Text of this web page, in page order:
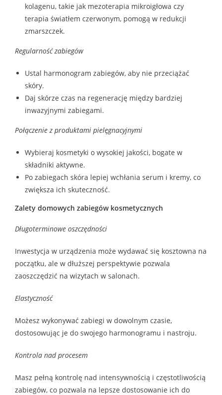
kolagenu, takie jak mezoterapia mikroigłowa czy
terapia światłem czerwonym, pomogą w redukcji
zmarszczek.
Regularność zabiegów
Ustal harmonogram zabiegów, aby nie przeciążać
skóry.
Daj skórze czas na regenerację między bardziej
inwazyjnymi zabiegami.
Połączenie z produktami pielęgnacyjnymi
Wybieraj kosmetyki o wysokiej jakości, bogate w
składniki aktywne.
Po zabiegach skóra lepiej wchłania serum i kremy, co
zwiększa ich skuteczność.
Zalety domowych zabiegów kosmetycznych
Długoterminowe oszczędności
Inwestycja w urządzenia może wydawać się kosztowna na
początku, ale w dłuższej perspektywie pozwala
zaoszczędzić na wizytach w salonach.
Elastyczność
Możesz wykonywać zabiegi w dowolnym czasie,
dostosowując je do swojego harmonogramu i nastroju.
Kontrola nad procesem
Masz pełną kontrolę nad intensywnością i częstotliwością
zabiegów, co pozwala na lepsze dostosowanie ich do